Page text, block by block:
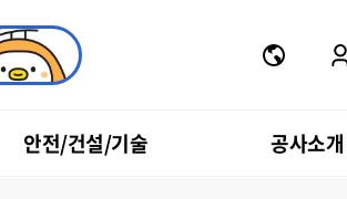
안전/건설/기술 공사소개